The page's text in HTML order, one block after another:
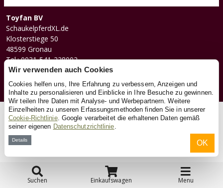
Suchen Einkaufswagen Menu
Toyfan BV
SchaukelpferdXL.de
Klosterstiege 50
48599 Gronau
Tel.: 0031-541-228002
Facebook
Instagram
© 2026 Toyfan BV
Allgemeine Geschäftsbedingungen
Haftungsausschluss
Wir verwenden auch Cookies
Cookies helfen uns, Ihre Erfahrung zu verbessern, Anzeigen und
Inhalte zu personalisieren und Einblicke in Ihre Besuche zu gewinnen.
Wir teilen Ihre Daten mit Analyse- und Werbepartnern. Weitere
Einzelheiten zu unseren Erfassungsmethoden finden Sie in unserer
Cookie-Richtlinie. Google verarbeitet die erhaltenen Daten gemäß
seiner eigenen Datenschutzrichtlinie
Details OK